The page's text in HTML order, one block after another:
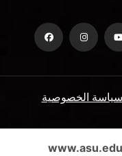
سياسة الخصوصية
الأسئلة الشائعة